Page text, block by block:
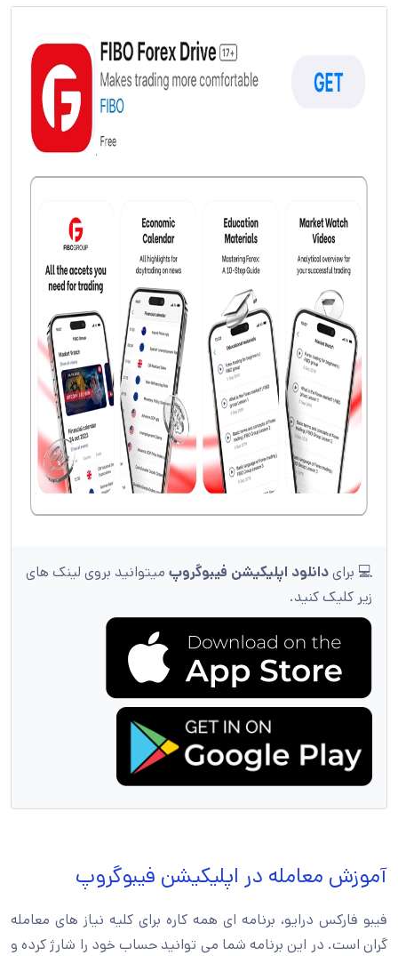
💻 برایدانلود اپلیکیشن فیبوگروپ میتوانید بروی لینک های
زیر کلیک کنید.
آموزش معامله در اپلیکیشن فیبوگروپ
فیبو فارکس درایو، برنامه ای همه کاره برای کلیه نیاز های معامله
گران است. در این برنامه شما می توانید حساب خود را شارژ کرده و